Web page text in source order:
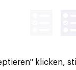
klicken,